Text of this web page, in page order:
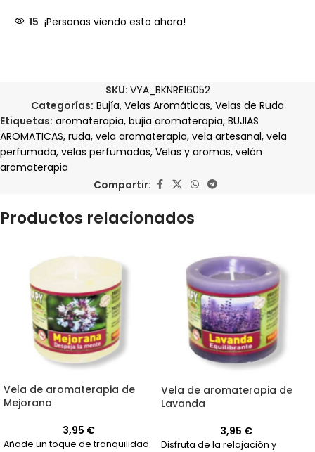
15 ¡Personas viendo esto ahora!
SKU: VYA_BKNRE16052
Categorías: Bujía, Velas Aromáticas, Velas de Ruda
Etiquetas: aromaterapia, bujia aromaterapia, BUJIAS
AROMATICAS, ruda, vela aromaterapia, vela artesanal, vela
perfumada, velas perfumadas, Velas y aromas, velón
aromaterapia
Compartir:
Productos relacionados
Vela de aromaterapia de
Mejorana
3,95 €
Añade un toque de tranquilidad
Vela de aromaterapia de
Lavanda
3,95 €
Disfruta de la relajación y